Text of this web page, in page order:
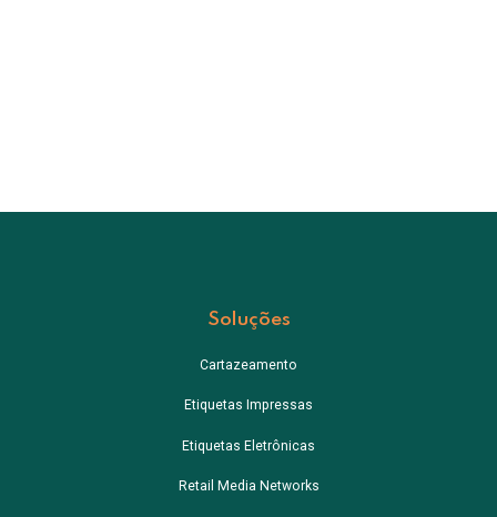
Soluções
Cartazeamento
Etiquetas Impressas
Etiquetas Eletrônicas
Retail Media Networks